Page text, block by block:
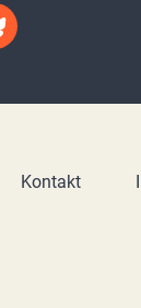
Kontakt